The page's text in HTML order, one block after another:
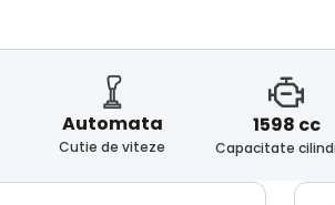
Automata
Cutie de viteze
1598 cc
Capacitate